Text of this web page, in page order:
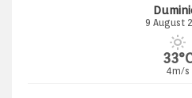
9 August
4m/s